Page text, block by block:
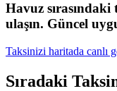
Havuz
ulaşın. Güncel
Taksinizi haritada canlı
Sıradaki